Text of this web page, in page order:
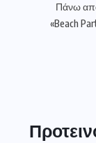
Πάνω από
«Beach